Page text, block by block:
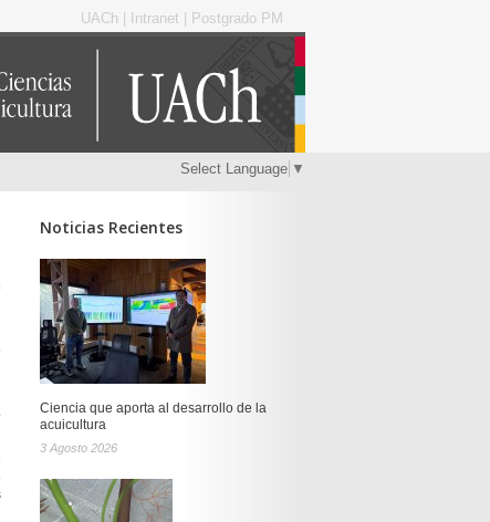
UACh Intranet Postgrado PM
Select Language ▼
Noticias Recientes
Ciencia que aporta al desarrollo de la
acuicultura
3 Agosto 2026